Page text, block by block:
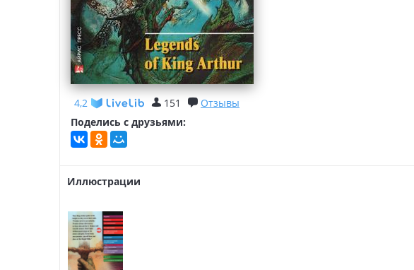
4,2 151
Отзывы
Поделись с друзьями:
Иллюстрации